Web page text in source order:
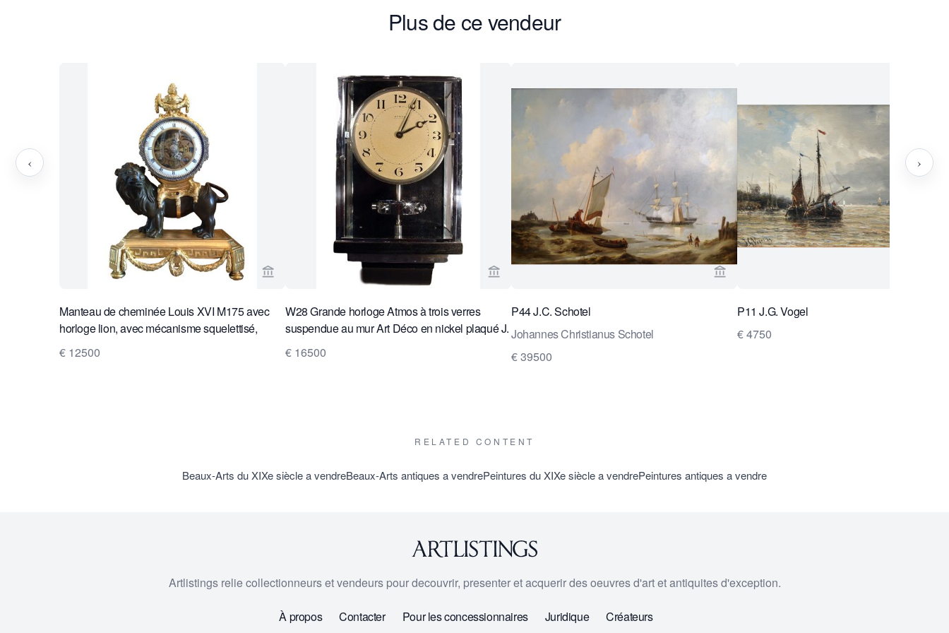
Plus de ce vendeur
Voir la page vendeur de Van Brug Collection
Manteau de cheminée Louis XVI M175 avec
horloge lion, avec mécanisme squelettisé,
aiguilles et cadre en argent sur la lunette et
sonnerie sur une cloche en argent
€ 12500
Voir la page vendeur de Van Brug Collection
W28 Grande horloge Atmos à trois verres
suspendue au mur Art Déco en nickel plaqué J.
L. Reutter.
€ 16500
Voir la page vendeur de Van Brug Collection
P44 J.C. Schotel
Johannes Christianus Schotel
€ 39500
P11 J.G. Vogel
€ 4750
‹ ›
RELATED CONTENT
Beaux-Arts du XIXe siècle a vendreBeaux-Arts antiques a vendrePeintures du XIXe siècle a vendrePeintures antiques a vendre
Artlistings relie collectionneurs et vendeurs pour decouvrir, presenter et acquerir des oeuvres d'art et antiquites d'exception.
À propos Contacter Pour les concessionnaires Juridique Créateurs